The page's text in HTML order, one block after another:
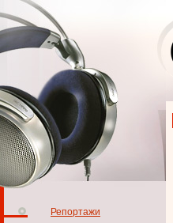
Репортажи